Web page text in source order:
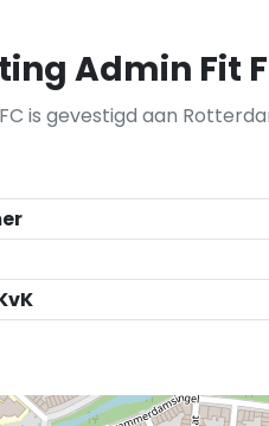
Admin Fit
is gevestigd aan